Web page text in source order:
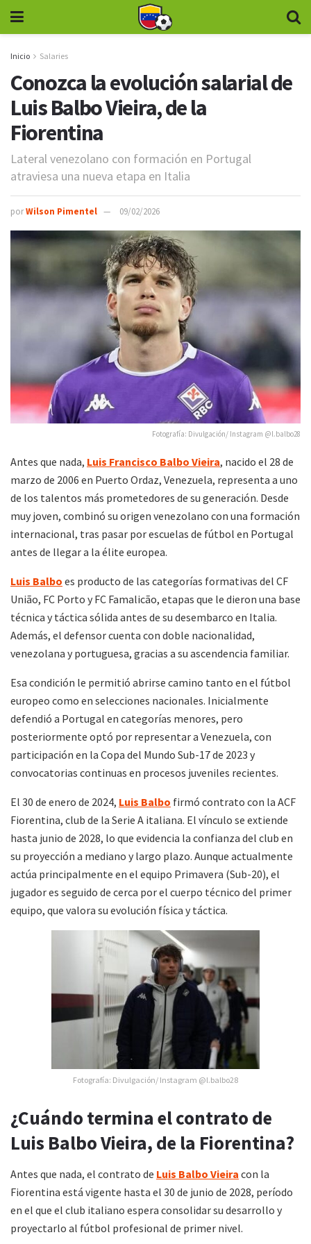
Inicio Salaries
Conozca la evolución salarial de
Luis Balbo Vieira, de la
Fiorentina
Lateral venezolano con formación en Portugal
atraviesa una nueva etapa en Italia
porWilson Pimentel 09/02/2026
Fotografía: Divulgación/ Instagram @l.balbo28
Antes que nada, Luis Francisco Balbo Vieira, nacido el 28 de
marzo de 2006 en Puerto Ordaz, Venezuela, representa a uno
de los talentos más prometedores de su generación. Desde
muy joven, combinó su origen venezolano con una formación
internacional, tras pasar por escuelas de fútbol en Portugal
antes de llegar a la élite europea.
Luis Balbo es producto de las categorías formativas del CF
União, FC Porto y FC Famalicão, etapas que le dieron una base
técnica y táctica sólida antes de su desembarco en Italia.
Además, el defensor cuenta con doble nacionalidad,
venezolana y portuguesa, gracias a su ascendencia familiar.
Esa condición le permitió abrirse camino tanto en el fútbol
europeo como en selecciones nacionales. Inicialmente
defendió a Portugal en categorías menores, pero
posteriormente optó por representar a Venezuela, con
participación en la Copa del Mundo Sub-17 de 2023 y
convocatorias continuas en procesos juveniles recientes.
El 30 de enero de 2024, Luis Balbo firmó contrato con la ACF
Fiorentina, club de la Serie A italiana. El vínculo se extiende
hasta junio de 2028, lo que evidencia la confianza del club en
su proyección a mediano y largo plazo. Aunque actualmente
actúa principalmente en el equipo Primavera (Sub-20), el
jugador es seguido de cerca por el cuerpo técnico del primer
equipo, que valora su evolución física y táctica.
Fotografía: Divulgación/ Instagram @l.balbo28
¿Cuándo termina el contrato de
Luis Balbo Vieira, de la Fiorentina?
Antes que nada, el contrato de Luis Balbo Vieira con la
Fiorentina está vigente hasta el 30 de junio de 2028, período
en el que el club italiano espera consolidar su desarrollo y
proyectarlo al fútbol profesional de primer nivel.